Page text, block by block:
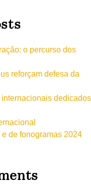
o percurso dos
reforçam defesa da
dedicados
de fonogramas 2024